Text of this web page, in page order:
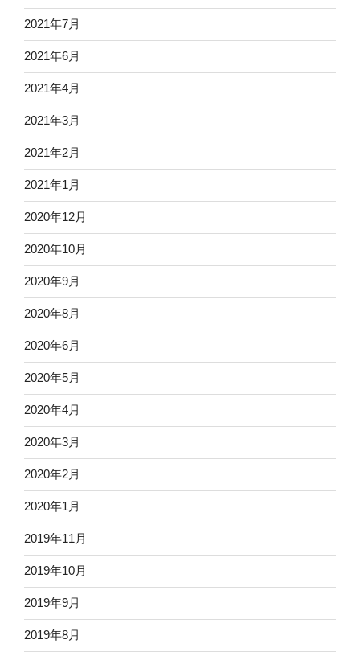
2021年7月
2021年6月
2021年4月
2021年3月
2021年2月
2021年1月
2020年12月
2020年10月
2020年9月
2020年8月
2020年6月
2020年5月
2020年4月
2020年3月
2020年2月
2020年1月
2019年11月
2019年10月
2019年9月
2019年8月